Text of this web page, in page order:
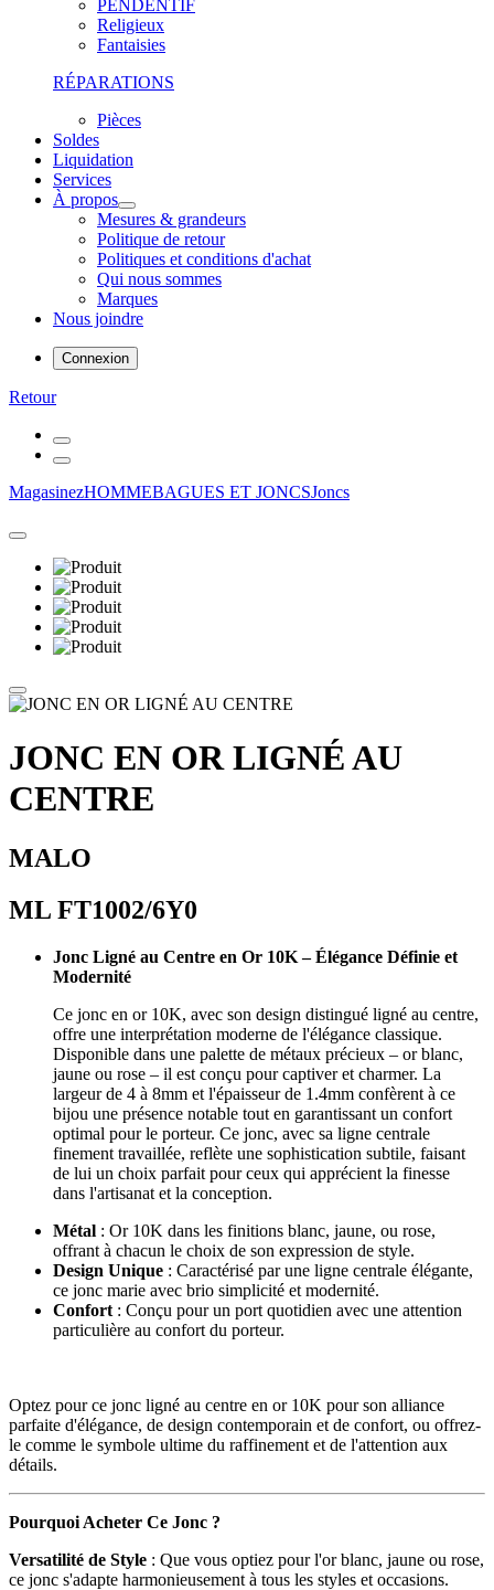
PENDENTIF
Religieux
Fantaisies
RÉPARATIONS
Pièces
Soldes
Liquidation
Services
À propos
Mesures & grandeurs
Politique de retour
Politiques et conditions d'achat
Qui nous sommes
Marques
Nous joindre
Connexion
Retour
MagasinezHOMMEBAGUES ET JONCSJoncs
JONC EN OR LIGNÉ AU
CENTRE
MALO
ML FT1002/6Y0
Jonc Ligné au Centre en Or 10K – Élégance Définie et
Modernité
Ce jonc en or 10K, avec son design distingué ligné au centre,
offre une interprétation moderne de l'élégance classique.
Disponible dans une palette de métaux précieux – or blanc,
jaune ou rose – il est conçu pour captiver et charmer. La
largeur de 4 à 8mm et l'épaisseur de 1.4mm confèrent à ce
bijou une présence notable tout en garantissant un confort
optimal pour le porteur. Ce jonc, avec sa ligne centrale
finement travaillée, reflète une sophistication subtile, faisant
de lui un choix parfait pour ceux qui apprécient la finesse
dans l'artisanat et la conception.
Métal : Or 10K dans les finitions blanc, jaune, ou rose,
offrant à chacun le choix de son expression de style.
Design Unique : Caractérisé par une ligne centrale élégante,
ce jonc marie avec brio simplicité et modernité.
Confort : Conçu pour un port quotidien avec une attention
particulière au confort du porteur.
Optez pour ce jonc ligné au centre en or 10K pour son alliance
parfaite d'élégance, de design contemporain et de confort, ou offrez-
le comme le symbole ultime du raffinement et de l'attention aux
détails.
Pourquoi Acheter Ce Jonc ?
Versatilité de Style : Que vous optiez pour l'or blanc, jaune ou rose,
ce jonc s'adapte harmonieusement à tous les styles et occasions.